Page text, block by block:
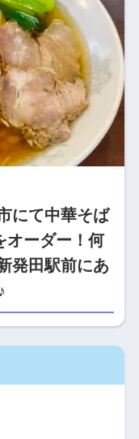
にて中華そば
オーダー！何
発田駅前にあ